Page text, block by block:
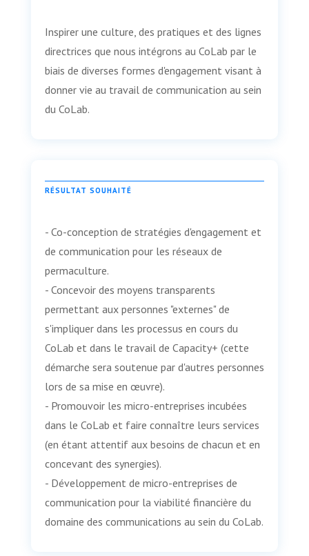
Inspirer une culture, des pratiques et des lignes
directrices que nous intégrons au CoLab par le
biais de diverses formes d'engagement visant à
donner vie au travail de communication au sein
du CoLab.
RÉSULTAT SOUHAITÉ
- Co-conception de stratégies d'engagement et
de communication pour les réseaux de
permaculture.
- Concevoir des moyens transparents
permettant aux personnes "externes" de
s'impliquer dans les processus en cours du
CoLab et dans le travail de Capacity+ (cette
démarche sera soutenue par d'autres personnes
lors de sa mise en œuvre).
- Promouvoir les micro-entreprises incubées
dans le CoLab et faire connaître leurs services
(en étant attentif aux besoins de chacun et en
concevant des synergies).
- Développement de micro-entreprises de
communication pour la viabilité financière du
domaine des communications au sein du CoLab.